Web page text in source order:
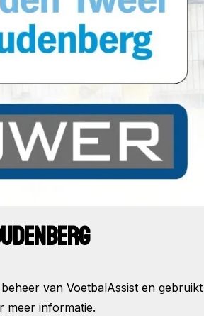
van VoetbalAssist en
meer informatie.